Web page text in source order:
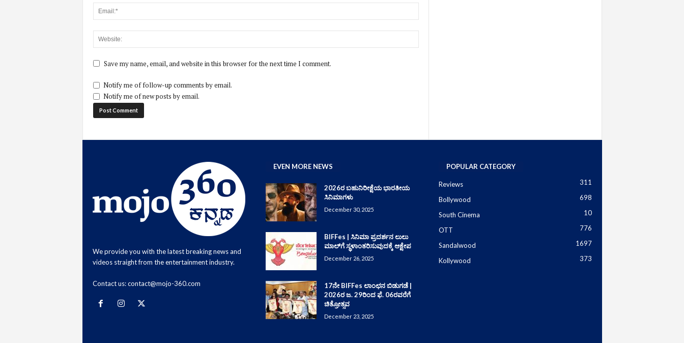
Save my name, email, and website in this browser for the next time I comment.
Notify me of follow-up comments by email.
Notify me of new posts by email.
We provide you with the latest breaking news and
videos straight from the entertainment industry.
Contact us:contact@mojo-360.com
EVEN MORE NEWS
2026ರ ಬಹುನಿರೀಕ್ಷೆಯ ಭಾರತೀಯ
ಸಿನಿಮಾಗಳು
December 30, 2025
BIFFes | ಸಿನಿಮಾ ಪ್ರದರ್ಶನ ಲುಲು
ಮಾಲ್‌ಗೆ ಸ್ಥಳಾಂತರಿಸುವುದಕ್ಕೆ ಆಕ್ಷೇಪ
December 26, 2025
17ನೇ BIFFes ಲಾಂಛನ ಬಿಡುಗಡೆ |
2026ರ ಜ. 29ರಿಂದ ಫೆ. 06ರವರೆಗೆ
ಚಿತ್ರೋತ್ಸವ
December 23, 2025
POPULAR CATEGORY
Reviews 311
Bollywood 698
South Cinema 10
OTT 776
Sandalwood 1697
Kollywood 373